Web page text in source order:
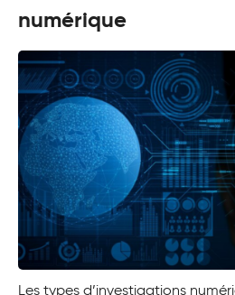
numérique
Les types d’investigations